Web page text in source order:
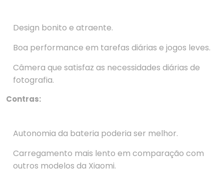
Design bonito e atraente.
Boa performance em tarefas diárias e jogos leves.
Câmera que satisfaz as necessidades diárias de
fotografia.
Contras:
Autonomia da bateria poderia ser melhor.
Carregamento mais lento em comparação com
outros modelos da Xiaomi.